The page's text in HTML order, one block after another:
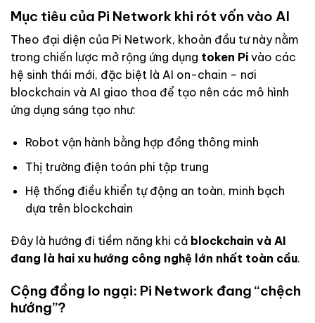
Mục tiêu của Pi Network khi rót vốn vào AI
Theo đại diện của Pi Network, khoản đầu tư này nằm
trong chiến lược mở rộng ứng dụng token Pi vào các
hệ sinh thái mới, đặc biệt là AI on-chain – nơi
blockchain và AI giao thoa để tạo nên các mô hình
ứng dụng sáng tạo như:
Robot vận hành bằng hợp đồng thông minh
Thị trường điện toán phi tập trung
Hệ thống điều khiển tự động an toàn, minh bạch
dựa trên blockchain
Đây là hướng đi tiềm năng khi cả blockchain và AI
đang là hai xu hướng công nghệ lớn nhất toàn cầu.
Cộng đồng lo ngại: Pi Network đang “chệch
hướng”?